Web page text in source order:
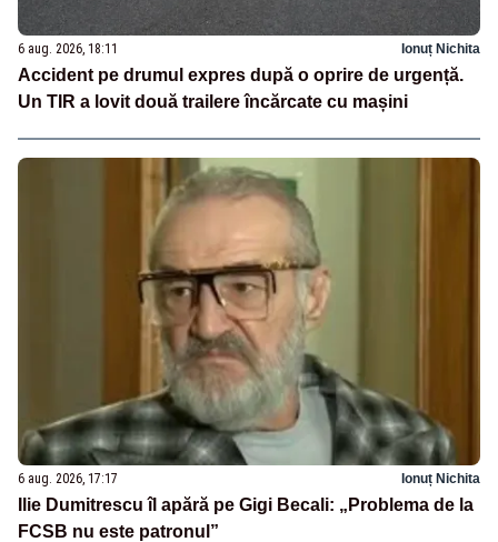
6 aug. 2026, 18:11 Ionuț Nichita
Accident pe drumul expres după o oprire de urgență.
Un TIR a lovit două trailere încărcate cu mașini
6 aug. 2026, 17:17 Ionuț Nichita
Ilie Dumitrescu îl apără pe Gigi Becali: „Problema de la
FCSB nu este patronul”